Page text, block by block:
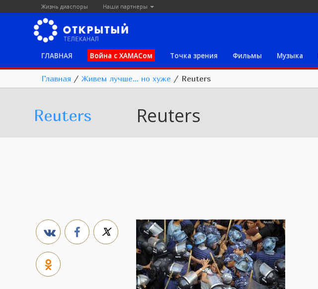
Жизнь диаспоры Наши партнеры
ГЛАВНАЯ Война с ХАМАСом Точка зрения Фильмы Музыка
Главная / Живем лучше... но хуже / Reuters
Reuters Reuters